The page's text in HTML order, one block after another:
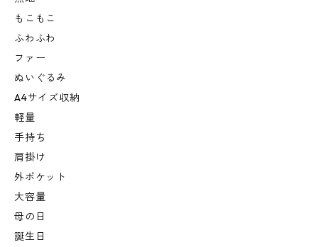
もこもこ
ふわふわ
ファー
ぬいぐるみ
A4サイズ収納
軽量
手持ち
肩掛け
外ポケット
大容量
母の日
誕生日